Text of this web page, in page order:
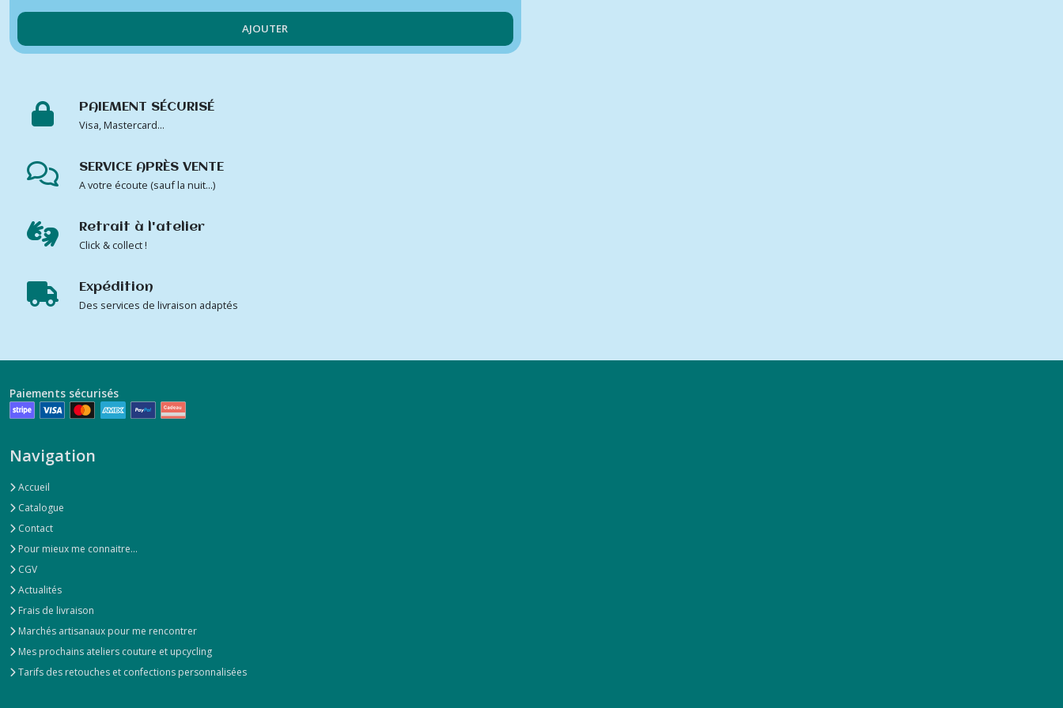
AJOUTER
PAIEMENT SÉCURISÉ
Visa, Mastercard...
SERVICE APRÈS VENTE
A votre écoute (sauf la nuit...)
Retrait à l'atelier
Click & collect !
Expédition
Des services de livraison adaptés
Paiements sécurisés
Navigation
Accueil
Catalogue
Contact
Pour mieux me connaitre...
CGV
Actualités
Frais de livraison
Marchés artisanaux pour me rencontrer
Mes prochains ateliers couture et upcycling
Tarifs des retouches et confections personnalisées